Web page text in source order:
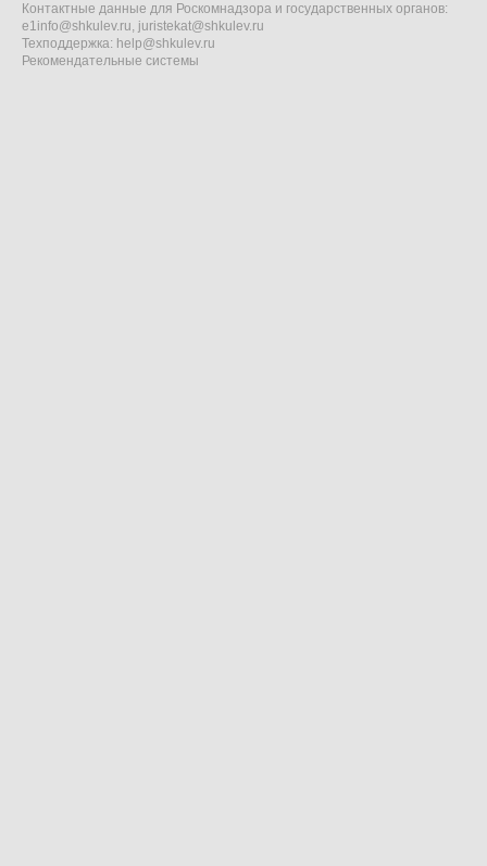
Контактные данные для Роскомнадзора и государственных органов:
e1info@shkulev.ru, juristekat@shkulev.ru
Техподдержка: help@shkulev.ru
Рекомендательные системы